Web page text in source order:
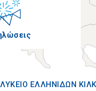
ΛΥΚΕΙΟ ΕΛΛΗΝΙΔΩΝ